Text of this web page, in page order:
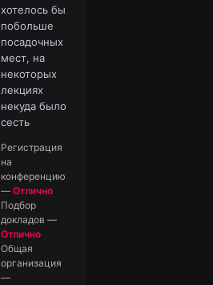
хотелось бы
побольше
посадочных
мест, на
некоторых
лекциях
некуда было
сесть
Регистрация
на
конференцию
— Отлично
Подбор
докладов —
Отлично
Общая
организация
—